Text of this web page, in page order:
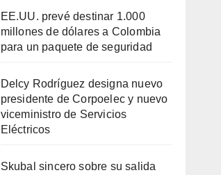
EE.UU. prevé destinar 1.000
millones de dólares a Colombia
para un paquete de seguridad
Delcy Rodríguez designa nuevo
presidente de Corpoelec y nuevo
viceministro de Servicios
Eléctricos
Skubal sincero sobre su salida